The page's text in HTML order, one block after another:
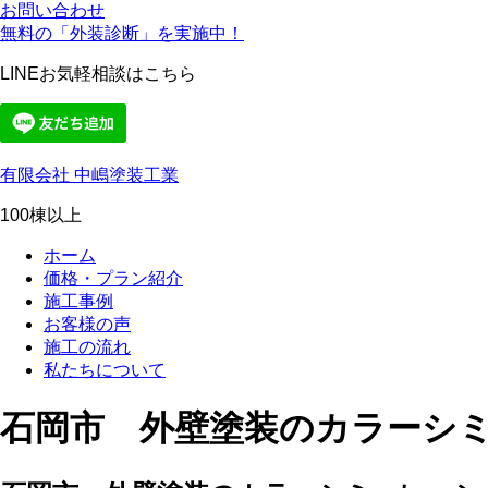
お問い合わせ
無料の「外装診断」を実施中！
LINEお気軽相談はこちら
有限会社 中嶋塗装工業
100棟以上
ホーム
価格・プラン紹介
施工事例
お客様の声
施工の流れ
私たちについて
石岡市 外壁塗装のカラーシ